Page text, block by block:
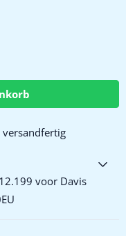
versandfertig
voor Davis